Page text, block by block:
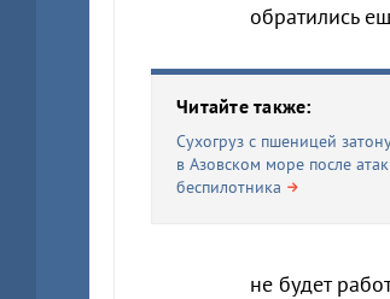
обратились
Читайте также:
Сухогруз с пшеницей
в Азовском море после
беспилотника
не будет